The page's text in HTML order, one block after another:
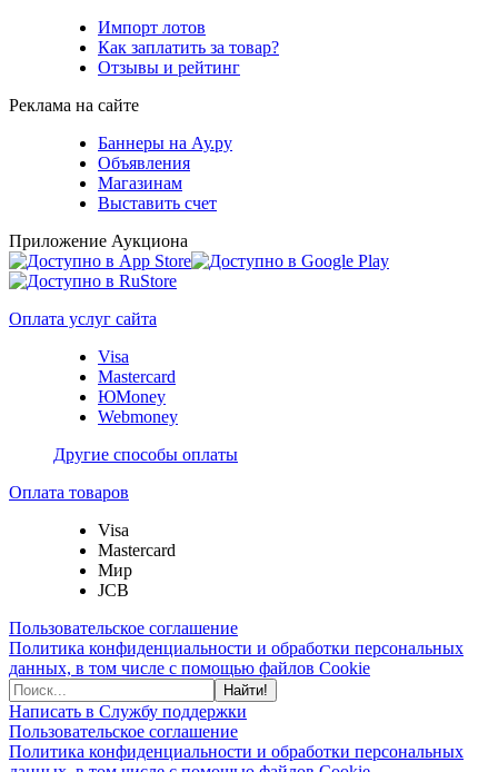
Импорт лотов
Как заплатить за товар?
Отзывы и рейтинг
Реклама на сайте
Баннеры на Ау.ру
Объявления
Магазинам
Выставить счет
Приложение Аукциона
Оплата услуг сайта
Visa
Mastercard
ЮMoney
Webmoney
Другие способы оплаты
Оплата товаров
Visa
Mastercard
Мир
JCB
Пользовательское соглашение
Политика конфиденциальности и обработки персональных
данных, в том числе с помощью файлов Cookie
Найти!
Написать в Службу поддержки
Пользовательское соглашение
Политика конфиденциальности и обработки персональных